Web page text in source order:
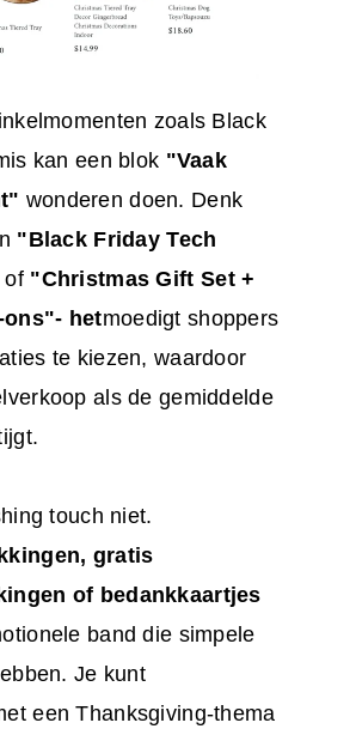
zoals Black
kan een blok "Vaak
wonderen doen. Denk
"Black Friday Tech
of "Christmas Gift Set +
ons"- hetmoedigt shoppers
te kiezen, waardoor
als de gemiddelde
touch niet.
gratis
of bedankkaartjes
band die simpele
Je kunt
een Thanksgiving-thema